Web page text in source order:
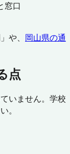
窓口
や、 岡山県の通
点
いません。学校
。